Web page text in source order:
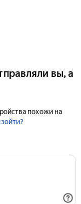
вы, а
похожи на